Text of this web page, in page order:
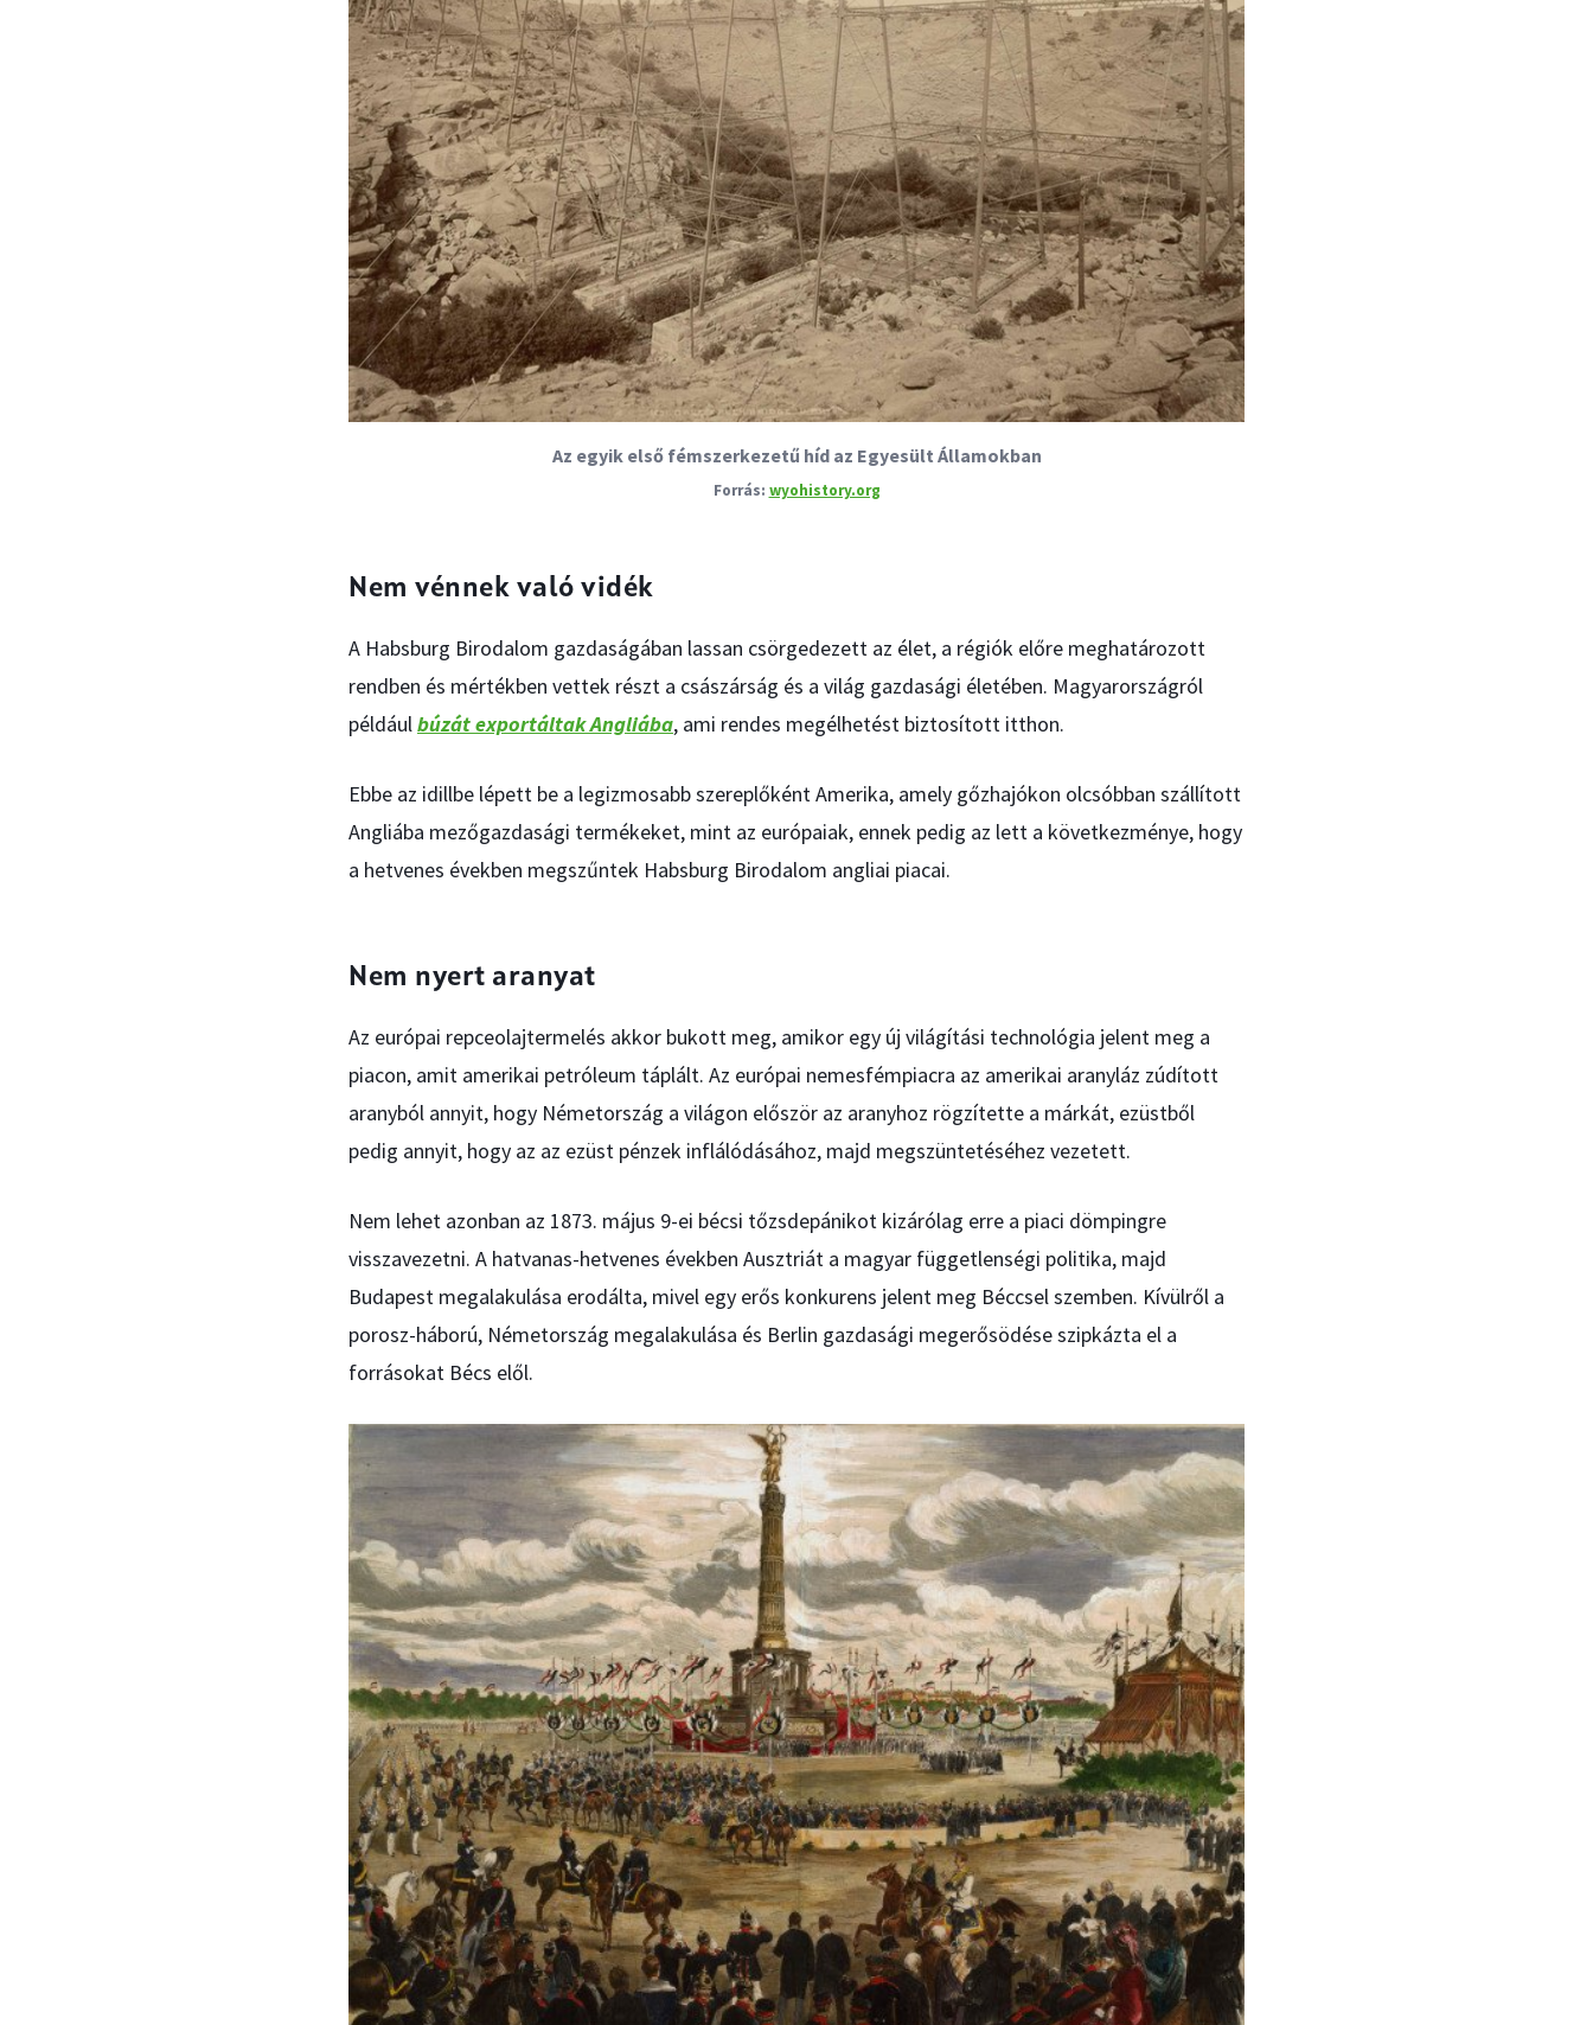
Az egyik első fémszerkezetű híd az Egyesült Államokban
wyohistory.org
Nem vénnek való vidék
A Habsburg Birodalom gazdaságában lassan csörgedezett az élet, a régiók előre meghatározott
rendben és mértékben vettek részt a császárság és a világ gazdasági életében. Magyarországról
példáulbúzát exportáltak Angliába, ami rendes megélhetést biztosított itthon.
Ebbe az idillbe lépett be a legizmosabb szereplőként Amerika, amely gőzhajókon olcsóbban szállított
Angliába mezőgazdasági termékeket, mint az európaiak, ennek pedig az lett a következménye, hogy
a hetvenes években megszűntek Habsburg Birodalom angliai piacai.
Nem nyert aranyat
Az európai repceolajtermelés akkor bukott meg, amikor egy új világítási technológia jelent meg a
piacon, amit amerikai petróleum táplált. Az európai nemesfémpiacra az amerikai aranyláz zúdított
aranyból annyit, hogy Németország a világon először az aranyhoz rögzítette a márkát, ezüstből
pedig annyit, hogy az az ezüst pénzek inflálódásához, majd megszüntetéséhez vezetett.
Nem lehet azonban az 1873. május 9-ei bécsi tőzsdepánikot kizárólag erre a piaci dömpingre
visszavezetni. A hatvanas-hetvenes években Ausztriát a magyar függetlenségi politika, majd
Budapest megalakulása erodálta, mivel egy erős konkurens jelent meg Béccsel szemben. Kívülről a
porosz-háború, Németország megalakulása és Berlin gazdasági megerősödése szipkázta el a
forrásokat Bécs elől.